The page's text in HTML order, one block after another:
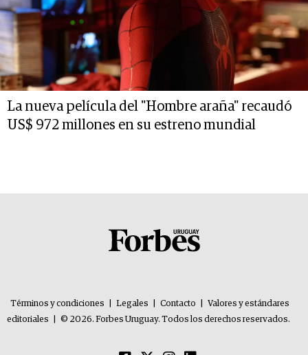
La nueva película del "Hombre araña" recaudó
US$ 972 millones en su estreno mundial
Términos y condiciones Legales Contacto
Valores y estándares
editoriales
© 2026. Forbes Uruguay. Todos los derechos reservados.